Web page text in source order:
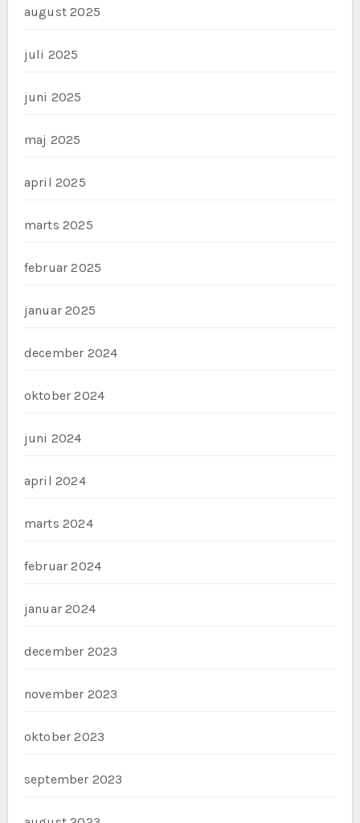
august 2025
juli 2025
juni 2025
maj 2025
april 2025
marts 2025
februar 2025
januar 2025
december 2024
oktober 2024
juni 2024
april 2024
marts 2024
februar 2024
januar 2024
december 2023
november 2023
oktober 2023
september 2023